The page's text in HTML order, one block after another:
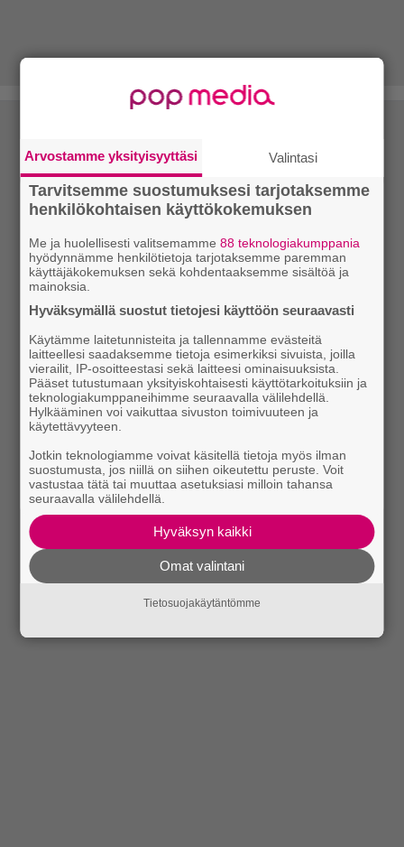
Arvostamme yksityisyyttäsi Valintasi
Tarvitsemme suostumuksesi tarjotaksemme
henkilökohtaisen käyttökokemuksen
Me ja huolellisesti valitsemamme88 teknologiakumppania
hyödynnämme henkilötietoja tarjotaksemme paremman
käyttäjäkokemuksen sekä kohdentaaksemme sisältöä ja
mainoksia.
Hyväksymällä suostut tietojesi käyttöön seuraavasti
Käytämme laitetunnisteita ja tallennamme evästeitä
laitteellesi saadaksemme tietoja esimerkiksi sivuista, joilla
vierailit, IP-osoitteestasi sekä laitteesi ominaisuuksista.
Pääset tutustumaan yksityiskohtaisesti käyttötarkoituksiin ja
teknologiakumppaneihimme seuraavalla välilehdellä.
Hylkääminen voi vaikuttaa sivuston toimivuuteen ja
käytettävyyteen.
Jotkin teknologiamme voivat käsitellä tietoja myös ilman
suostumusta, jos niillä on siihen oikeutettu peruste. Voit
vastustaa tätä tai muuttaa asetuksiasi milloin tahansa
seuraavalla välilehdellä.
Hyväksyn kaikki
Omat valintani
Tietosuojakäytäntömme